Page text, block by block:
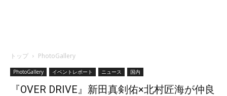
トップ PhotoGallery
PhotoGallery イベントレポート ニュース 国内
『OVER DRIVE』新田真剣佑×北村匠海が仲良